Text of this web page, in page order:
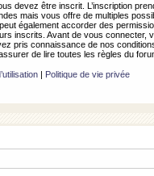
devez être inscrit. L’inscription
mais vous offre de multiples
également accorder des
inscrits. Avant de vous connecter,
pris connaissance de nos
de lire toutes les règles du
| Politique de vie privée